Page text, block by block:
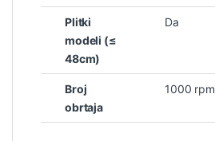
Plitki
modeli (≤
48cm)
Da
Broj
obrtaja
1000 rpm